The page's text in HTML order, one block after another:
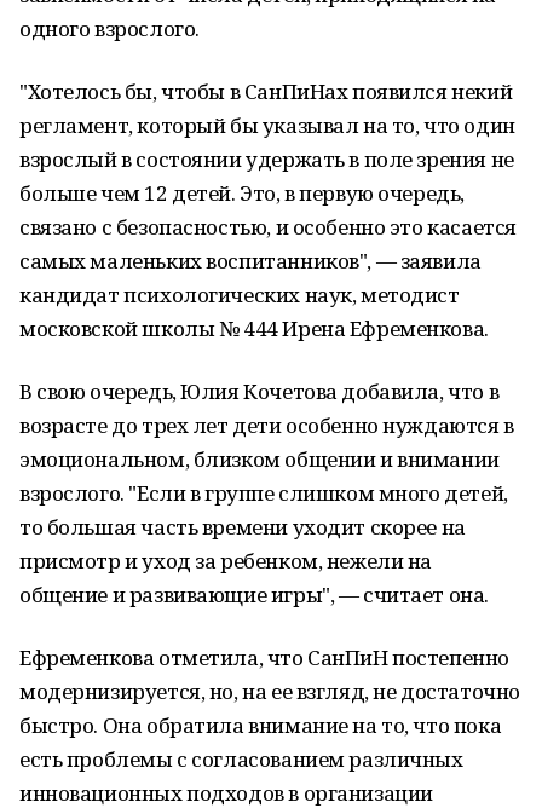
одного взрослого.
"Хотелось бы, чтобы в СанПиНах появился некий
регламент, который бы указывал на то, что один
взрослый в состоянии удержать в поле зрения не
больше чем 12 детей. Это, в первую очередь,
связано с безопасностью, и особенно это касается
самых маленьких воспитанников", — заявила
кандидат психологических наук, методист
московской школы № 444 Ирена Ефременкова.
В свою очередь, Юлия Кочетова добавила, что в
возрасте до трех лет дети особенно нуждаются в
эмоциональном, близком общении и внимании
взрослого. "Если в группе слишком много детей,
то большая часть времени уходит скорее на
присмотр и уход за ребенком, нежели на
общение и развивающие игры", — считает она.
Ефременкова отметила, что СанПиН постепенно
модернизируется, но, на ее взгляд, не достаточно
быстро. Она обратила внимание на то, что пока
есть проблемы с согласованием различных
инновационных подходов в организации